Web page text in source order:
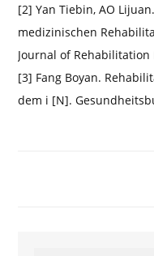
[2] Yan Tiebin, AO
medizinischen
Journal of Rehabilitation
[3] Fang Boyan.
dem i [N].